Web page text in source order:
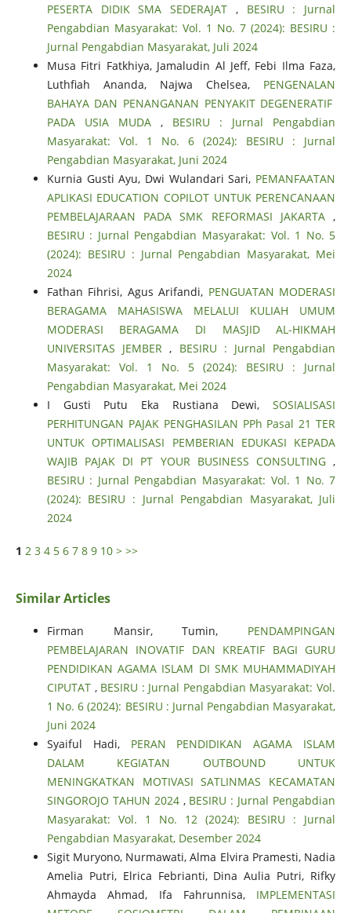
PESERTA DIDIK SMA SEDERAJAT , BESIRU : Jurnal
Pengabdian Masyarakat: Vol. 1 No. 7 (2024): BESIRU :
Jurnal Pengabdian Masyarakat, Juli 2024
Musa Fitri Fatkhiya, Jamaludin Al Jeff, Febi Ilma Faza,
Luthfiah Ananda, Najwa Chelsea, PENGENALAN
BAHAYA DAN PENANGANAN PENYAKIT DEGENERATIF
PADA USIA MUDA , BESIRU : Jurnal Pengabdian
Masyarakat: Vol. 1 No. 6 (2024): BESIRU : Jurnal
Pengabdian Masyarakat, Juni 2024
Kurnia Gusti Ayu, Dwi Wulandari Sari, PEMANFAATAN
APLIKASI EDUCATION COPILOT UNTUK PERENCANAAN
PEMBELAJARAAN PADA SMK REFORMASI JAKARTA ,
BESIRU : Jurnal Pengabdian Masyarakat: Vol. 1 No. 5
(2024): BESIRU : Jurnal Pengabdian Masyarakat, Mei
2024
Fathan Fihrisi, Agus Arifandi, PENGUATAN MODERASI
BERAGAMA MAHASISWA MELALUI KULIAH UMUM
MODERASI BERAGAMA DI MASJID AL-HIKMAH
UNIVERSITAS JEMBER , BESIRU : Jurnal Pengabdian
Masyarakat: Vol. 1 No. 5 (2024): BESIRU : Jurnal
Pengabdian Masyarakat, Mei 2024
I Gusti Putu Eka Rustiana Dewi,SOSIALISASI
PERHITUNGAN PAJAK PENGHASILAN PPh Pasal 21 TER
UNTUK OPTIMALISASI PEMBERIAN EDUKASI KEPADA
WAJIB PAJAK DI PT YOUR BUSINESS CONSULTING ,
BESIRU : Jurnal Pengabdian Masyarakat: Vol. 1 No. 7
(2024): BESIRU : Jurnal Pengabdian Masyarakat, Juli
2024
1 2 3 4 5 6 7 8 9 10 > >>
Similar Articles
Firman Mansir, Tumin, PENDAMPINGAN
PEMBELAJARAN INOVATIF DAN KREATIF BAGI GURU
PENDIDIKAN AGAMA ISLAM DI SMK MUHAMMADIYAH
CIPUTAT , BESIRU : Jurnal Pengabdian Masyarakat: Vol.
1 No. 6 (2024): BESIRU : Jurnal Pengabdian Masyarakat,
Juni 2024
Syaiful Hadi, PERAN PENDIDIKAN AGAMA ISLAM
DALAM KEGIATAN OUTBOUND UNTUK
MENINGKATKAN MOTIVASI SATLINMAS KECAMATAN
SINGOROJO TAHUN 2024 , BESIRU : Jurnal Pengabdian
Masyarakat: Vol. 1 No. 12 (2024): BESIRU : Jurnal
Pengabdian Masyarakat, Desember 2024
Sigit Muryono, Nurmawati, Alma Elvira Pramesti, Nadia
Amelia Putri, Elrica Febrianti, Dina Aulia Putri, Rifky
Ahmayda Ahmad, Ifa Fahrunnisa, IMPLEMENTASI